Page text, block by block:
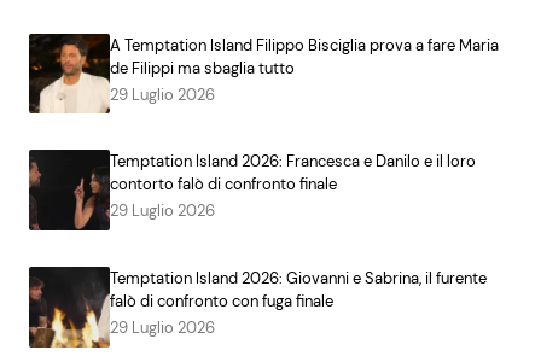
A Temptation Island Filippo Bisciglia prova a fare Maria
de Filippi ma sbaglia tutto
29 Luglio 2026
Temptation Island 2026: Francesca e Danilo e il loro
contorto falò di confronto finale
29 Luglio 2026
Temptation Island 2026: Giovanni e Sabrina, il furente
falò di confronto con fuga finale
29 Luglio 2026